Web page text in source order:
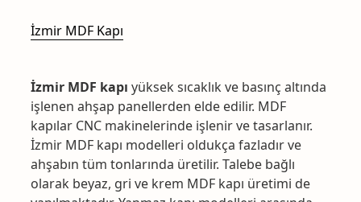
İzmir MDF Kapı
İzmir MDF kapı yüksek sıcaklık ve basınç altında
işlenen ahşap panellerden elde edilir. MDF
kapılar CNC makinelerinde işlenir ve tasarlanır.
İzmir MDF kapı modelleri oldukça fazladır ve
ahşabın tüm tonlarında üretilir. Talebe bağlı
olarak beyaz, gri ve krem MDF kapı üretimi de